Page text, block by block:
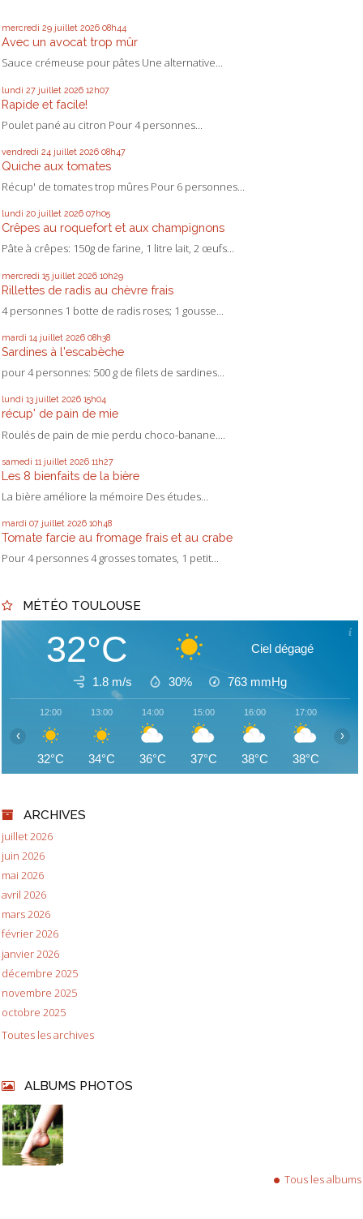
mercredi 29 juillet 2026 08h44
Avec un avocat trop mûr
Sauce crémeuse pour pâtes Une alternative...
lundi 27 juillet 2026 12h07
Rapide et facile!
Poulet pané au citron Pour 4 personnes...
vendredi 24 juillet 2026 08h47
Quiche aux tomates
Récup' de tomates trop mûres Pour 6 personnes...
lundi 20 juillet 2026 07h05
Crêpes au roquefort et aux champignons
Pâte à crêpes: 150g de farine, 1 litre lait, 2 œufs...
mercredi 15 juillet 2026 10h29
Rillettes de radis au chèvre frais
4 personnes 1 botte de radis roses; 1 gousse...
mardi 14 juillet 2026 08h38
Sardines à l'escabèche
pour 4 personnes: 500 g de filets de sardines...
lundi 13 juillet 2026 15h04
récup' de pain de mie
Roulés de pain de mie perdu choco-banane....
samedi 11 juillet 2026 11h27
Les 8 bienfaits de la bière
La bière améliore la mémoire Des études...
mardi 07 juillet 2026 10h48
Tomate farcie au fromage frais et au crabe
Pour 4 personnes 4 grosses tomates, 1 petit...
MÉTÉO TOULOUSE
32°C Ciel dégagé
1.8 m/s 30% 763 mmHg
12:00
32°C
13:00
34°C
14:00
36°C
15:00
37°C
16:00
38°C
17:00
38°C
‹ ›
ARCHIVES
juillet 2026
juin 2026
mai 2026
avril 2026
mars 2026
février 2026
janvier 2026
décembre 2025
novembre 2025
octobre 2025
Toutes les archives
ALBUMS PHOTOS
Tous les albums